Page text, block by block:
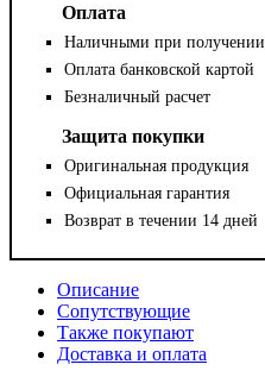
Оплата
Наличными при получении
Оплата банковской картой
Безналичный расчет
Защита покупки
Оригинальная продукция
Официальная гарантия
Возврат в течении 14 дней
Описание
Сопутствующие
Также покупают
Доставка и оплата